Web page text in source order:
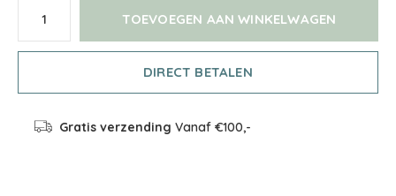
TOEVOEGEN AAN WINKELWAGEN
DIRECT BETALEN
Gratis verzending Vanaf €100,-